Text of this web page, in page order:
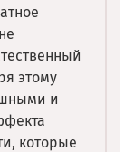
этому
и
которые